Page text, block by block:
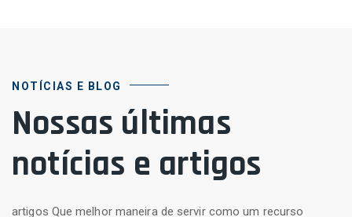
NOTÍCIAS E BLOG
Nossas últimas
notícias e artigos
artigos Que melhor maneira de servir como um recurso